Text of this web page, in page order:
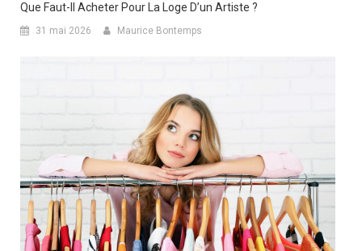
Que Faut-Il Acheter Pour La Loge D’un Artiste ?
31 mai 2026 Maurice Bontemps